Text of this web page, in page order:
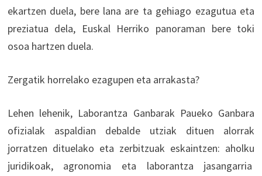
ekartzen duela, bere lana are ta gehiago ezagutua eta
preziatua dela, Euskal Herriko panoraman bere toki
osoa hartzen duela.
Zergatik horrelako ezagupen eta arrakasta?
Lehen lehenik, Laborantza Ganbarak Paueko Ganbara
ofizialak aspaldian debalde utziak dituen alorrak
jorratzen dituelako eta zerbitzuak eskaintzen: aholku
juridikoak, agronomia eta laborantza jasangarria